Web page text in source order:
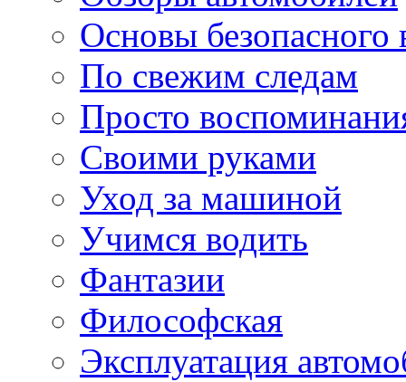
Основы безопасного
По свежим следам
Просто
Своими руками
Уход за машиной
Учимся водить
Фантазии
Философская
Эксплуатация